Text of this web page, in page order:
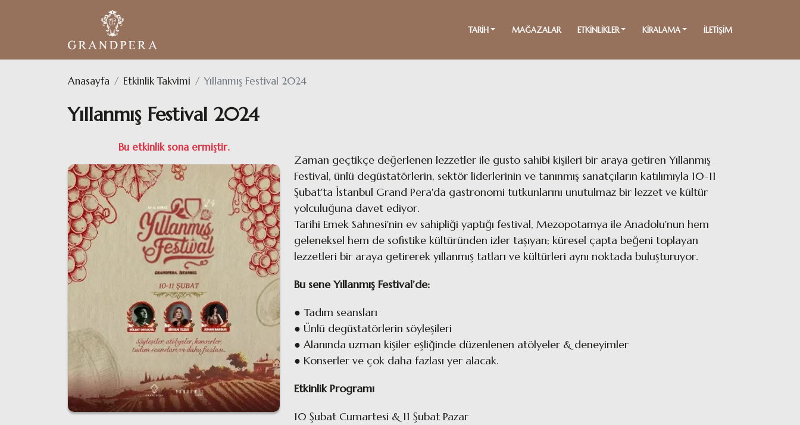
TARİH MAĞAZALAR ETKİNLİKLER KİRALAMA İLETİŞİM
Anasayfa Etkinlik Takvimi Yıllanmış Festival 2024
Yıllanmış Festival 2024
Bu etkinlik sona ermiştir.
Zaman geçtikçe değerlenen lezzetler ile gusto sahibi kişileri bir araya getiren Yıllanmış
Festival, ünlü degüstatörlerin, sektör liderlerinin ve tanınmış sanatçıların katılımıyla 10-11
Şubat'ta İstanbul Grand Pera'da gastronomi tutkunlarını unutulmaz bir lezzet ve kültür
yolculuğuna davet ediyor.
Tarihi Emek Sahnesi'nin ev sahipliği yaptığı festival, Mezopotamya ile Anadolu'nun hem
geleneksel hem de sofistike kültüründen izler taşıyan; küresel çapta beğeni toplayan
lezzetleri bir araya getirerek yıllanmış tatları ve kültürleri aynı noktada buluşturuyor.
Bu sene Yıllanmış Festival’de:
● Tadım seansları
● Ünlü degüstatörlerin söyleşileri
● Alanında uzman kişiler eşliğinde düzenlenen atölyeler & deneyimler
● Konserler ve çok daha fazlası yer alacak.
Etkinlik Programı
10 Şubat Cumartesi & 11 Şubat Pazar